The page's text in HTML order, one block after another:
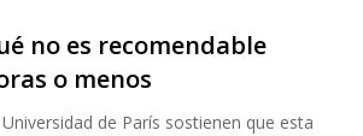
no es recomendable
o menos
de París sostienen que esta